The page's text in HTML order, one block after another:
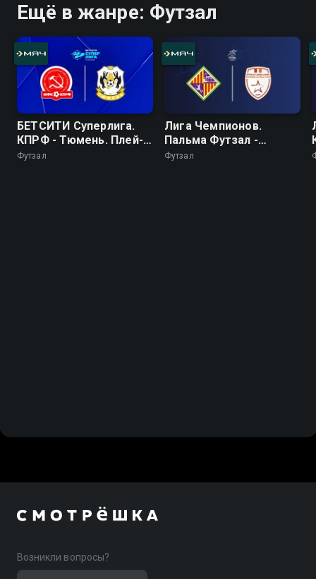
Ещё в жанре: Футзал
БЕТСИТИ Суперлига.
КПРФ - Тюмень. Плей-
офф. 1/2 финала. Матч
Футзал
Лига Чемпионов.
Пальма Футзал -
Этуаль. 1/2 финала
Футзал
Возникли вопросы?